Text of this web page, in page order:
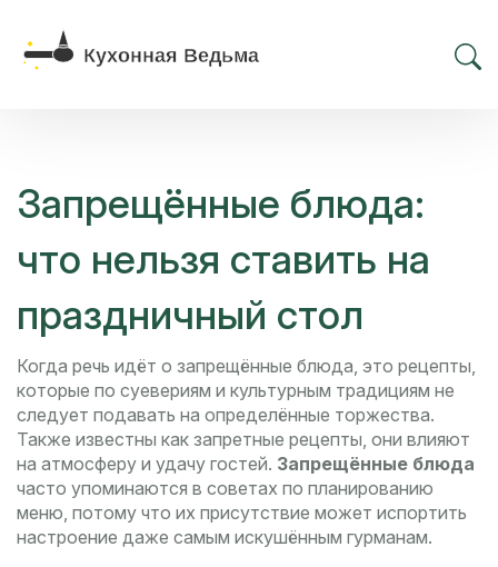
Запрещённые блюда:
что нельзя ставить на
праздничный стол
Когда речь идёт о запрещённые блюда, это рецепты,
которые по суевериям и культурным традициям не
следует подавать на определённые торжества.
Также известны как запретные рецепты, они влияют
на атмосферу и удачу гостей. Запрещённые блюда
часто упоминаются в советах по планированию
меню, потому что их присутствие может испортить
настроение даже самым искушённым гурманам.